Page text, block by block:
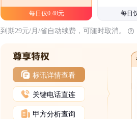
每日仅0.48元 每日
到期29元/月/省自动续费，可随时取消。
标讯详情查看
关键电话直连
甲方分析查询